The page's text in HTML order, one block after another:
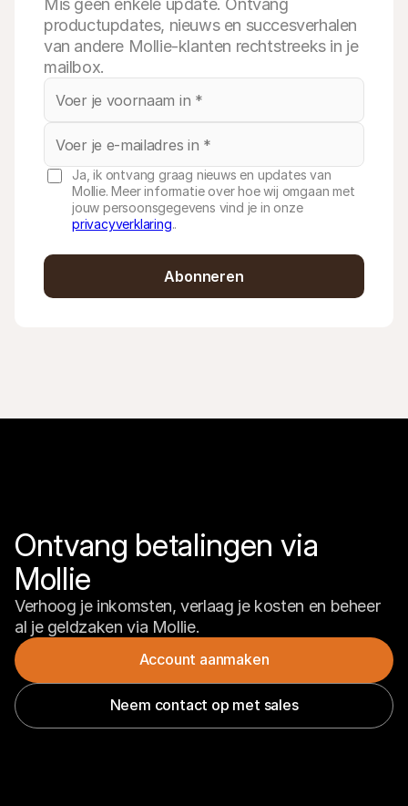
productupdates, nieuws en succesverhalen
van andere Mollie-klanten rechtstreeks in je
mailbox.
Ja, ik ontvang graag nieuws en updates van
Mollie. Meer informatie over hoe wij omgaan met
jouw persoonsgegevens vind je in onze
privacyverklaring..
Abonneren
Ontvang betalingen via
Mollie
Verhoog je inkomsten, verlaag je kosten en beheer
al je geldzaken via Mollie.
Account aanmaken
Neem contact op met sales